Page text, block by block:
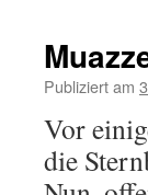
Publiziert am
Vor
die